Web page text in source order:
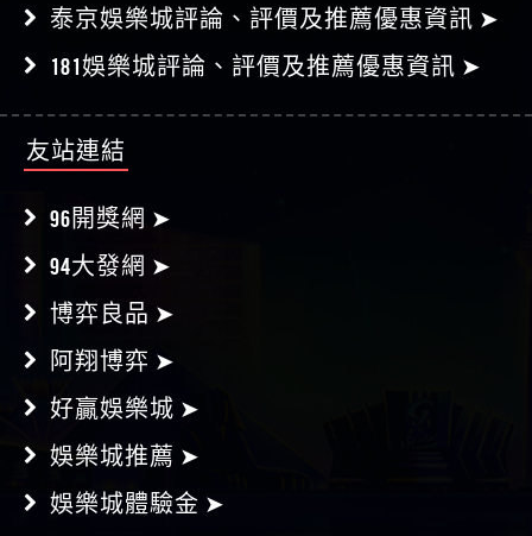
泰京娛樂城評論、評價及推薦優惠資訊 ➤
181娛樂城評論、評價及推薦優惠資訊 ➤
友站連結
96開獎網 ➤
94大發網 ➤
博弈良品 ➤
阿翔博弈 ➤
好贏娛樂城 ➤
娛樂城推薦 ➤
娛樂城體驗金 ➤